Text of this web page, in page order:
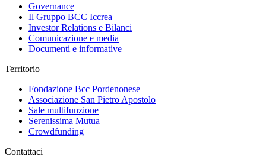
Governance
Il Gruppo BCC Iccrea
Investor Relations e Bilanci
Comunicazione e media
Documenti e informative
Territorio
Fondazione Bcc Pordenonese
Associazione San Pietro Apostolo
Sale multifunzione
Serenissima Mutua
Crowdfunding
Contattaci